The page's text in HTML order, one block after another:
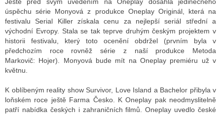
úspěchu série Monyová z produkce Oneplay Originál, která na
festivalu Serial Killer získala cenu za nejlepší seriál střední a
východní Evropy. Stala se tak teprve druhým českým projektem v
historii festivalu, který toto ocenění obdržel (prvním byla v
předchozím roce rovněž série z naší produkce Metoda
Markovič: Hojer). Monyová bude mít na Oneplay premiéru už v
květnu.
K oblíbeným reality show Survivor, Love Island a Bachelor přibyla v
loňském roce ještě Farma Česko. K Oneplay pak neodmyslitelně
patří nabídka českých i zahraničních filmů. Oneplay uvedlo české